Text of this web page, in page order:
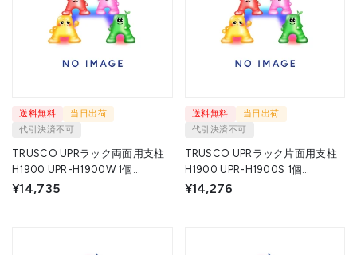
送料無料
当日出荷
代引決済不可
TRUSCO UPRラック両面用支柱
H1900 UPR-H1900W 1個
◇▼856-8005
¥14,735
送料無料
当日出荷
代引決済不可
TRUSCO UPRラック片面用支柱
H1900 UPR-H1900S 1個
◇▼856-8004
¥14,276